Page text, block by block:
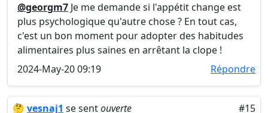
@georgm7 Je me demande si l'appétit change est
plus psychologique qu'autre chose ? En tout cas,
c'est un bon moment pour adopter des habitudes
alimentaires plus saines en arrêtant la clope !
2024-May-20 09:19
Répondre
🤔 vesnaj1 se sentouverte #15